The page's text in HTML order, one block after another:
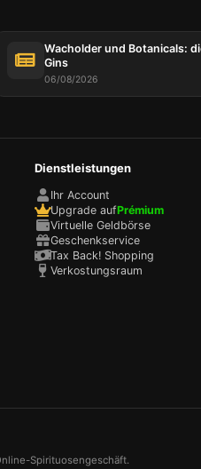
Wacholder und Botanicals:
Gins
06/08/2026
Dienstleistungen
Ihr Account
Upgrade aufPrémium
Virtuelle Geldbörse
Geschenkservice
Tax Back! Shopping
Verkostungsraum
Spirituosengeschäft.
Ihr Konto
zu